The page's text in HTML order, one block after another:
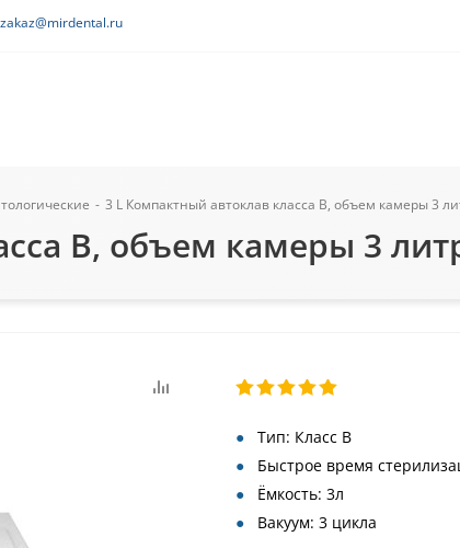
zakaz@mirdental.ru
- 3 L Компактный автоклав класса В, объем камеры 3
В, объем камеры 3
Тип: Класс В
Быстрое время
Ёмкость: 3л
Вакуум: 3 цикла